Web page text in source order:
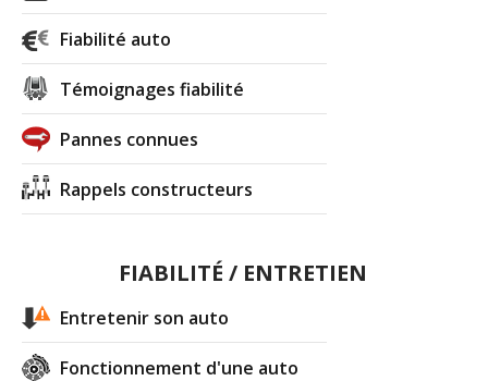
Fiabilité auto
Témoignages fiabilité
Pannes connues
Rappels constructeurs
FIABILITÉ / ENTRETIEN
Entretenir son auto
Fonctionnement d'une auto